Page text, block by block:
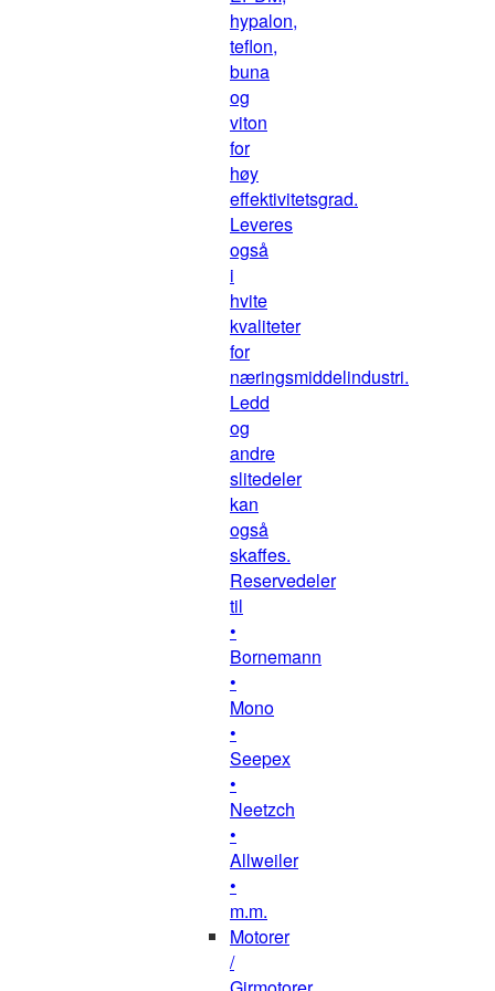
hypalon,
teflon,
buna
og
viton
for
høy
effektivitetsgrad.
Leveres
også
i
hvite
kvaliteter
for
næringsmiddelindustri.
Ledd
og
andre
slitedeler
kan
også
skaffes.
Reservedeler
til
•
Bornemann
•
Mono
•
Seepex
•
Neetzch
•
Allweiler
•
m.m.
Motorer
/